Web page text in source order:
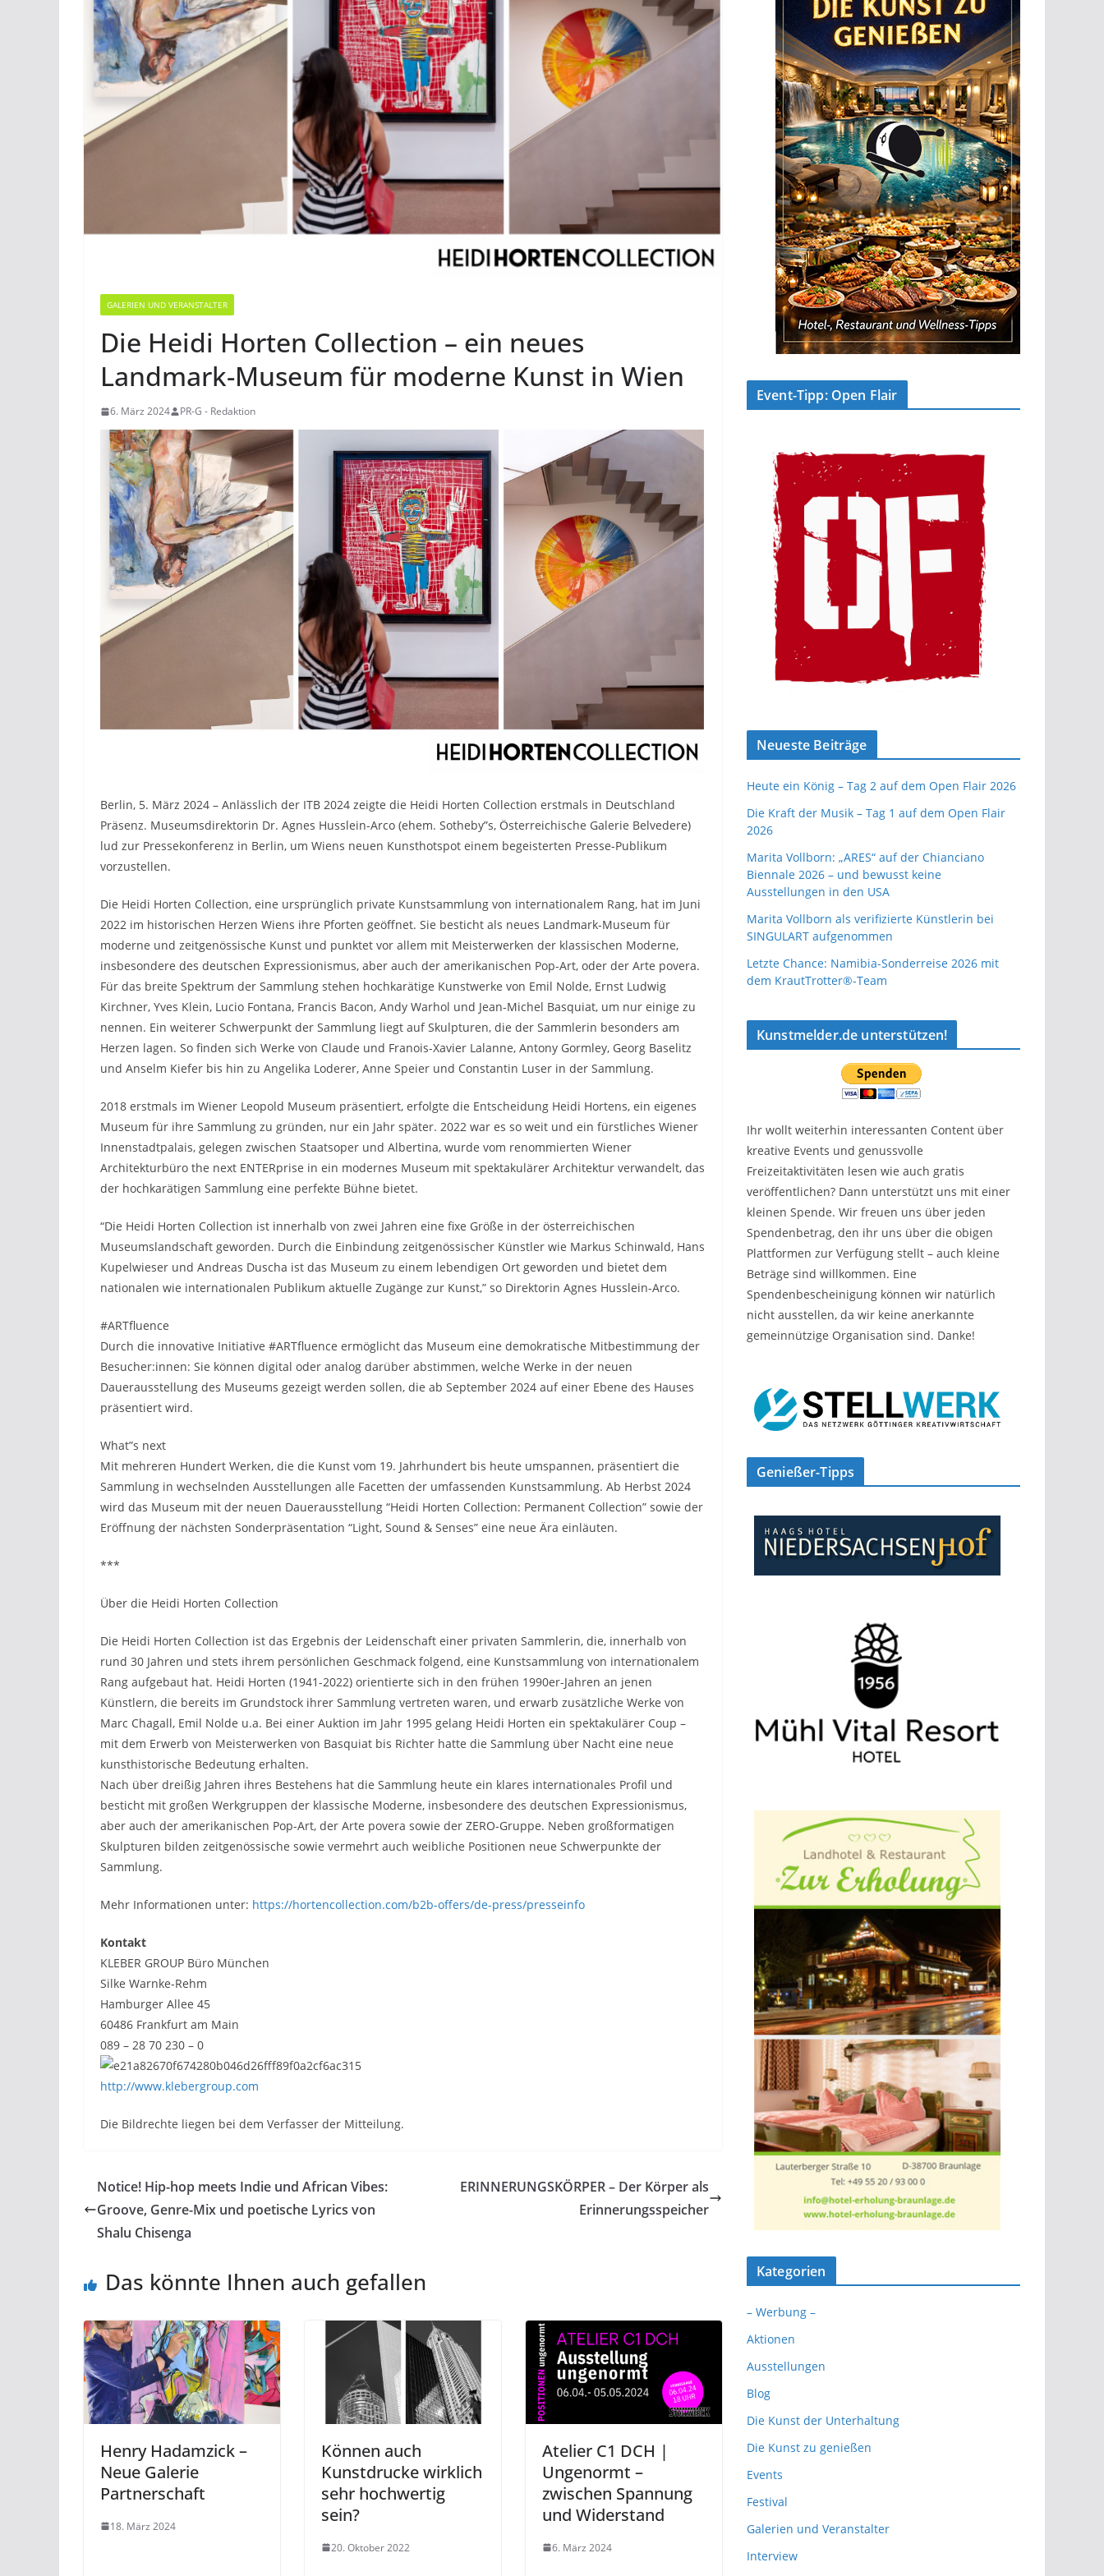
GALERIEN UND VERANSTALTER
Die Heidi Horten Collection – ein neues
Landmark-Museum für moderne Kunst in Wien
6. März 2024 PR-G - Redaktion
Berlin, 5. März 2024 – Anlässlich der ITB 2024 zeigte die Heidi Horten Collection erstmals in Deutschland
Präsenz. Museumsdirektorin Dr. Agnes Husslein-Arco (ehem. Sotheby”s, Österreichische Galerie Belvedere)
lud zur Pressekonferenz in Berlin, um Wiens neuen Kunsthotspot einem begeisterten Presse-Publikum
vorzustellen.
Die Heidi Horten Collection, eine ursprünglich private Kunstsammlung von internationalem Rang, hat im Juni
2022 im historischen Herzen Wiens ihre Pforten geöffnet. Sie besticht als neues Landmark-Museum für
moderne und zeitgenössische Kunst und punktet vor allem mit Meisterwerken der klassischen Moderne,
insbesondere des deutschen Expressionismus, aber auch der amerikanischen Pop-Art, oder der Arte povera.
Für das breite Spektrum der Sammlung stehen hochkarätige Kunstwerke von Emil Nolde, Ernst Ludwig
Kirchner, Yves Klein, Lucio Fontana, Francis Bacon, Andy Warhol und Jean-Michel Basquiat, um nur einige zu
nennen. Ein weiterer Schwerpunkt der Sammlung liegt auf Skulpturen, die der Sammlerin besonders am
Herzen lagen. So finden sich Werke von Claude und Franois-Xavier Lalanne, Antony Gormley, Georg Baselitz
und Anselm Kiefer bis hin zu Angelika Loderer, Anne Speier und Constantin Luser in der Sammlung.
2018 erstmals im Wiener Leopold Museum präsentiert, erfolgte die Entscheidung Heidi Hortens, ein eigenes
Museum für ihre Sammlung zu gründen, nur ein Jahr später. 2022 war es so weit und ein fürstliches Wiener
Innenstadtpalais, gelegen zwischen Staatsoper und Albertina, wurde vom renommierten Wiener
Architekturbüro the next ENTERprise in ein modernes Museum mit spektakulärer Architektur verwandelt, das
der hochkarätigen Sammlung eine perfekte Bühne bietet.
“Die Heidi Horten Collection ist innerhalb von zwei Jahren eine fixe Größe in der österreichischen
Museumslandschaft geworden. Durch die Einbindung zeitgenössischer Künstler wie Markus Schinwald, Hans
Kupelwieser und Andreas Duscha ist das Museum zu einem lebendigen Ort geworden und bietet dem
nationalen wie internationalen Publikum aktuelle Zugänge zur Kunst,” so Direktorin Agnes Husslein-Arco.
#ARTfluence
Durch die innovative Initiative #ARTfluence ermöglicht das Museum eine demokratische Mitbestimmung der
Besucher:innen: Sie können digital oder analog darüber abstimmen, welche Werke in der neuen
Dauerausstellung des Museums gezeigt werden sollen, die ab September 2024 auf einer Ebene des Hauses
präsentiert wird.
What”s next
Mit mehreren Hundert Werken, die die Kunst vom 19. Jahrhundert bis heute umspannen, präsentiert die
Sammlung in wechselnden Ausstellungen alle Facetten der umfassenden Kunstsammlung. Ab Herbst 2024
wird das Museum mit der neuen Dauerausstellung “Heidi Horten Collection: Permanent Collection” sowie der
Eröffnung der nächsten Sonderpräsentation “Light, Sound & Senses” eine neue Ära einläuten.
***
Über die Heidi Horten Collection
Die Heidi Horten Collection ist das Ergebnis der Leidenschaft einer privaten Sammlerin, die, innerhalb von
rund 30 Jahren und stets ihrem persönlichen Geschmack folgend, eine Kunstsammlung von internationalem
Rang aufgebaut hat. Heidi Horten (1941-2022) orientierte sich in den frühen 1990er-Jahren an jenen
Künstlern, die bereits im Grundstock ihrer Sammlung vertreten waren, und erwarb zusätzliche Werke von
Marc Chagall, Emil Nolde u.a. Bei einer Auktion im Jahr 1995 gelang Heidi Horten ein spektakulärer Coup –
mit dem Erwerb von Meisterwerken von Basquiat bis Richter hatte die Sammlung über Nacht eine neue
kunsthistorische Bedeutung erhalten.
Nach über dreißig Jahren ihres Bestehens hat die Sammlung heute ein klares internationales Profil und
besticht mit großen Werkgruppen der klassische Moderne, insbesondere des deutschen Expressionismus,
aber auch der amerikanischen Pop-Art, der Arte povera sowie der ZERO-Gruppe. Neben großformatigen
Skulpturen bilden zeitgenössische sowie vermehrt auch weibliche Positionen neue Schwerpunkte der
Sammlung.
Mehr Informationen unter: https://hortencollection.com/b2b-offers/de-press/presseinfo
Kontakt
KLEBER GROUP Büro München
Silke Warnke-Rehm
Hamburger Allee 45
60486 Frankfurt am Main
089 – 28 70 230 – 0
http://www.klebergroup.com
Die Bildrechte liegen bei dem Verfasser der Mitteilung.
Notice! Hip-hop meets Indie und African Vibes:
Groove, Genre-Mix und poetische Lyrics von
Shalu Chisenga
ERINNERUNGSKÖRPER – Der Körper als
Erinnerungsspeicher
Das könnte Ihnen auch gefallen
Henry Hadamzick –
Neue Galerie
Partnerschaft
18. März 2024
Können auch
Kunstdrucke wirklich
sehr hochwertig
sein?
20. Oktober 2022
Atelier C1 DCH |
Ungenormt –
zwischen Spannung
und Widerstand
6. März 2024
Event-Tipp: Open Flair
Neueste Beiträge
Heute ein König – Tag 2 auf dem Open Flair 2026
Die Kraft der Musik – Tag 1 auf dem Open Flair
2026
Marita Vollborn: „ARES“ auf der Chianciano
Biennale 2026 – und bewusst keine
Ausstellungen in den USA
Marita Vollborn als verifizierte Künstlerin bei
SINGULART aufgenommen
Letzte Chance: Namibia-Sonderreise 2026 mit
dem KrautTrotter®-Team
Kunstmelder.de unterstützen!
Ihr wollt weiterhin interessanten Content über
kreative Events und genussvolle
Freizeitaktivitäten lesen wie auch gratis
veröffentlichen? Dann unterstützt uns mit einer
kleinen Spende. Wir freuen uns über jeden
Spendenbetrag, den ihr uns über die obigen
Plattformen zur Verfügung stellt – auch kleine
Beträge sind willkommen. Eine
Spendenbescheinigung können wir natürlich
nicht ausstellen, da wir keine anerkannte
gemeinnützige Organisation sind. Danke!
Genießer-Tipps
Kategorien
– Werbung –
Aktionen
Ausstellungen
Blog
Die Kunst der Unterhaltung
Die Kunst zu genießen
Events
Festival
Galerien und Veranstalter
Interview